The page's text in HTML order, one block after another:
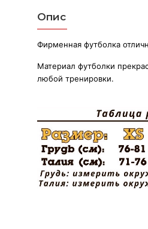
Опис
Фирменная футболка
Материал футболки
любой тренировки.